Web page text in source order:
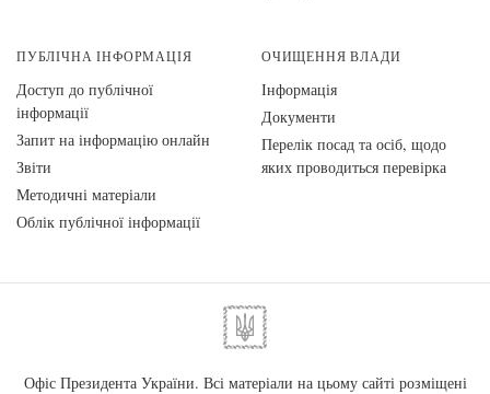
ПУБЛІЧНА ІНФОРМАЦІЯ
Доступ до публічної
інформації
Запит на інформацію онлайн
Звіти
Методичні матеріали
Облік публічної інформації
ОЧИЩЕННЯ ВЛАДИ
Інформація
Документи
Перелік посад та осіб, щодо
яких проводиться перевірка
Офіс Президента України. Всі матеріали на цьому сайті розміщені